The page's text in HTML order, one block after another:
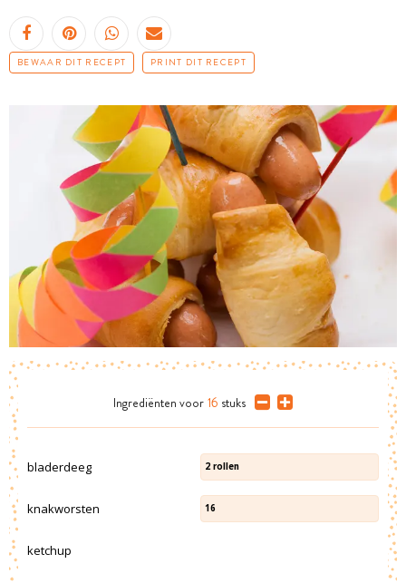
BEWAAR DIT RECEPT PRINT DIT RECEPT
Ingrediënten voor 16 stuks
bladerdeeg 2 rollen
knakworsten 16
ketchup